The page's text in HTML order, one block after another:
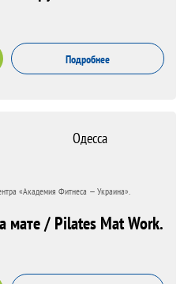
Подробнее
Одесса
«Академия Фитнеса — Украина».
мате / Pilates Mat Work.